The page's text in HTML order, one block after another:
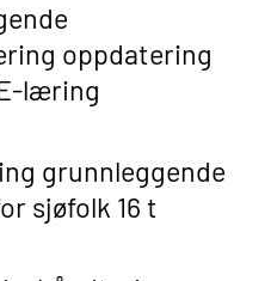
– Refresher
(English) – with
inkl pustelunge
(OSEBLE018)
Escape incl.
oppdatering
læring
grunnleggende
sjøfolk 16 t